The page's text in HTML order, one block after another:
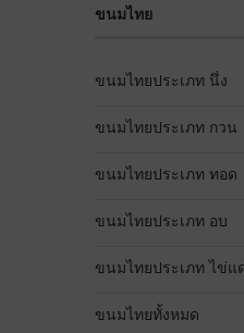
ขนมไทย
ขนมไทยประเภท นึ่ง
ขนมไทยประเภท กวน
ขนมไทยประเภท ทอด
ขนมไทยประเภท อบ
ขนมไทยประเภท ไข่แ
ขนมไทยทั้งหมด